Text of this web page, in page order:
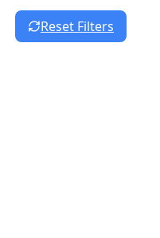
Reset Filters